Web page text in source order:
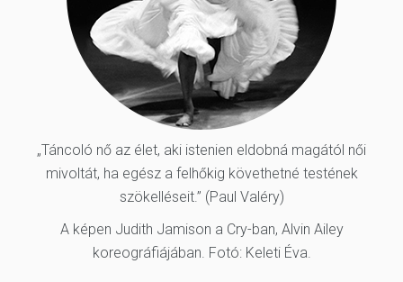
„Táncoló nő az élet, aki istenien eldobná magától női
mivoltát, ha egész a felhőkig követhetné testének
szökelléseit.” (Paul Valéry)
A képen Judith Jamison a Cry-ban, Alvin Ailey
koreográfiájában. Fotó: Keleti Éva.